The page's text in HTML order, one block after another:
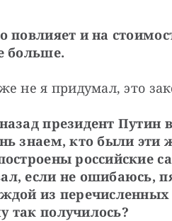
повлияет и на
больше.
не я придумал, это
президент Путин
знаем, кто были
российские
если не ошибаюсь,
из
так получилось?